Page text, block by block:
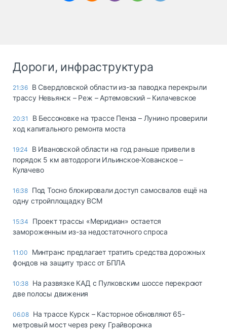
Дороги, инфраструктура
21:36 В Свердловской области из-за паводка перекрыли
трассу Невьянск – Реж – Артемовский – Килачевское
20:31
В Бессоновке на трассе Пенза – Лунино проверили
ход капитального ремонта моста
19:24
В Ивановской области на год раньше привели в
порядок 5 км автодороги Ильинское-Хованское –
Кулачево
16:38 Под Тосно блокировали доступ самосвалов ещё на
одну стройплощадку ВСМ
15:34
Проект трассы «Меридиан» остается
замороженным из-за недостаточного спроса
11:00
Минтранс предлагает тратить средства дорожных
фондов на защиту трасс от БПЛА
10:38 На развязке КАД с Пулковским шоссе перекроют
две полосы движения
06.08 На трассе Курск – Касторное обновляют 65-
метровый мост через реку Грайворонка